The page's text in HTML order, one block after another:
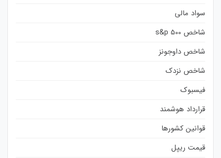
سواد مالی
شاخص s&p 500
شاخص داوجونز
شاخص نزدک
فیسبوک
قرارداد هوشمند
قوانین کشورها
قیمت ریپل